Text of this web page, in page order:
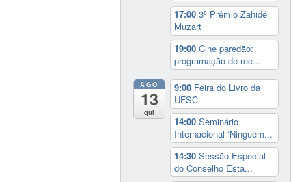
17:003º Prêmio Zahidé
Muzart
19:00Cine paredão:
programação de rec...
AGO
13
qui
9:00 Feira do Livro da
UFSC
14:00Seminário
Internacional ‘Ninguém...
14:30Sessão Especial
do Conselho Esta...